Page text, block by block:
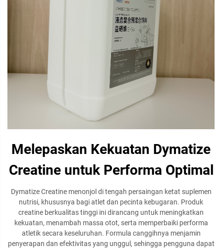
Melepaskan Kekuatan Dymatize
Creatine untuk Performa Optimal
Dymatize Creatine menonjol di tengah persaingan ketat suplemen
nutrisi, khususnya bagi atlet dan pecinta kebugaran. Produk
creatine berkualitas tinggi ini dirancang untuk meningkatkan
kekuatan, menambah massa otot, serta memperbaiki performa
atletik secara keseluruhan. Formula canggihnya menjamin
penyerapan dan efektivitas yang unggul, sehingga pengguna dapat